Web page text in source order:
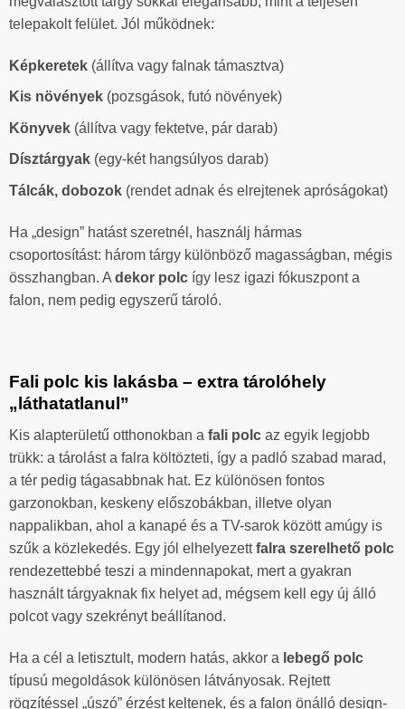
telepakolt felület. Jól működnek:
Képkeretek (állítva vagy falnak támasztva)
Kis növények (pozsgások, futó növények)
Könyvek (állítva vagy fektetve, pár darab)
Dísztárgyak (egy-két hangsúlyos darab)
Tálcák, dobozok (rendet adnak és elrejtenek apróságokat)
Ha „design” hatást szeretnél, használj hármas
csoportosítást: három tárgy különböző magasságban, mégis
összhangban. A dekor polc így lesz igazi fókuszpont a
falon, nem pedig egyszerű tároló.
Fali polc kis lakásba – extra tárolóhely
„láthatatlanul”
Kis alapterületű otthonokban a fali polc az egyik legjobb
trükk: a tárolást a falra költözteti, így a padló szabad marad,
a tér pedig tágasabbnak hat. Ez különösen fontos
garzonokban, keskeny előszobákban, illetve olyan
nappalikban, ahol a kanapé és a TV-sarok között amúgy is
szűk a közlekedés. Egy jól elhelyezettfalra szerelhető polc
rendezettebbé teszi a mindennapokat, mert a gyakran
használt tárgyaknak fix helyet ad, mégsem kell egy új álló
polcot vagy szekrényt beállítanod.
Ha a cél a letisztult, modern hatás, akkor a lebegő polc
típusú megoldások különösen látványosak. Rejtett
rögzítéssel „úszó” érzést keltenek, és a falon önálló design-